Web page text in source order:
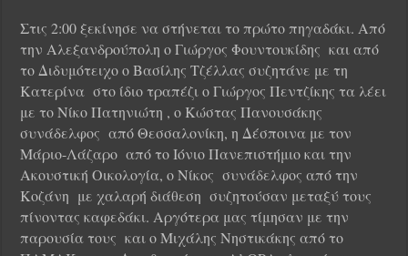
Στις 2:00 ξεκίνησε να στήνεται το πρώτο πηγαδάκι. Από
την Αλεξανδρούπολη ο Γιώργος Φουντουκίδης και από
το Διδυμότειχο ο Βασίλης Τζέλλας συζητάνε με τη
Κατερίνα στο ίδιο τραπέζι ο Γιώργος Πεντζίκης τα λέει
με το Νίκο Πατηνιώτη , ο Κώστας Πανουσάκης
συνάδελφος από Θεσσαλονίκη, η Δέσποινα με τον
Μάριο-Λάζαρο από το Ιόνιο Πανεπιστήμιο και την
Ακουστική Οικολογία, o Νίκος συνάδελφος από την
Κοζάνη με χαλαρή διάθεση συζητούσαν μεταξύ τους
πίνοντας καφεδάκι. Αργότερα μας τίμησαν με την
παρουσία τους και ο Μιχάλης Νηστικάκης από το